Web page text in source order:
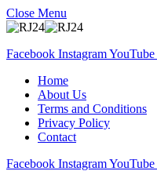
Close Menu
Facebook InstagramYouTube
Home
About Us
Terms and Conditions
Privacy Policy
Contact
Facebook InstagramYouTube